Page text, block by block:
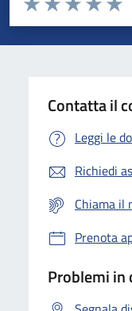
Valuta
Valuta 3
Valuta 2 stelle
Valuta 1 stelle su 5
Contatta il
Leggi le
Richiedi
Chiama il
Prenota
Problemi in